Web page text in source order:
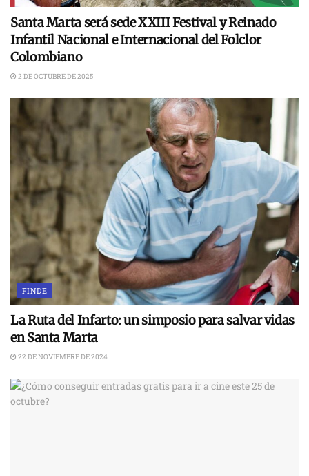
Santa Marta será sede XXIII Festival y Reinado
Infantil Nacional e Internacional del Folclor
Colombiano
2 DE OCTUBRE DE 2025
FINDE
La Ruta del Infarto: un simposio para salvar vidas
en Santa Marta
22 DE NOVIEMBRE DE 2024